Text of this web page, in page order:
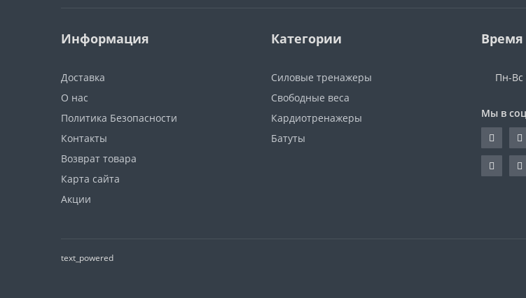
Информация
Доставка
О нас
Политика Безопасности
Контакты
Возврат товара
Карта сайта
Акции
Категории
Силовые тренажеры
Свободные веса
Кардиотренажеры
Батуты
Время
Пн-Вс
Мы в
text_powered